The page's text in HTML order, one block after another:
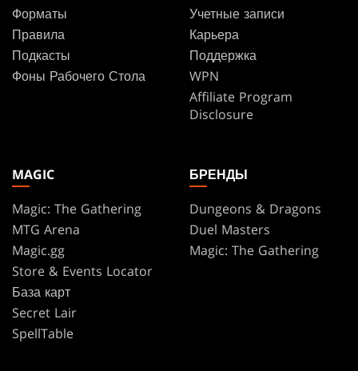
Форматы
Правила
Подкасты
Фоны Рабочего Стола
Учетные записи
Карьера
Поддержка
WPN
Affiliate Program
Disclosure
MAGIC
Magic: The Gathering
MTG Arena
Magic.gg
Store & Events Locator
База карт
Secret Lair
SpellTable
БРЕНДЫ
Dungeons & Dragons
Duel Masters
Magic: The Gathering